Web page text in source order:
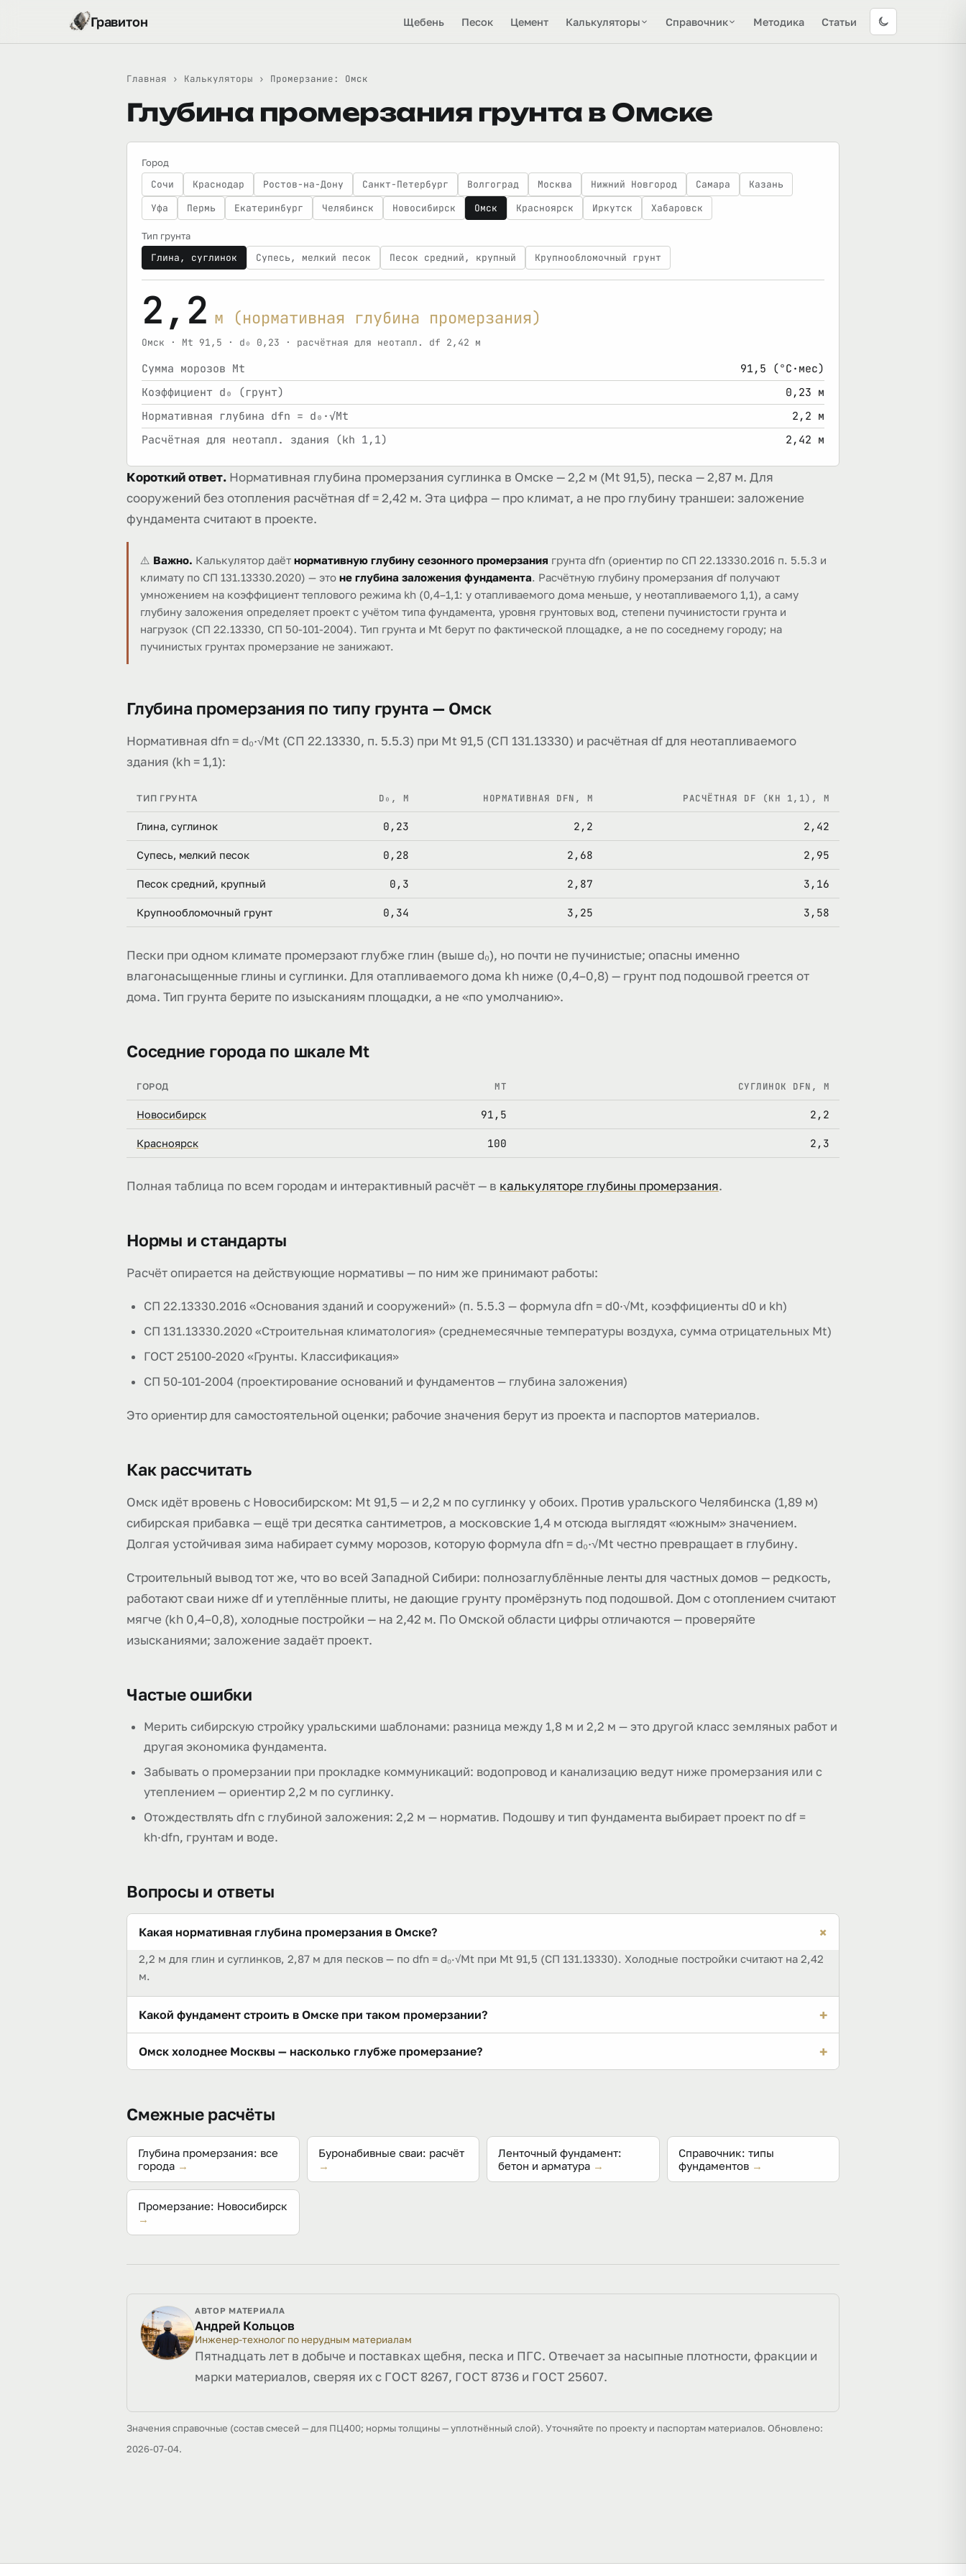
Гравитон Щебень Песок Цемент Калькуляторы Справочник Методика Статьи
Главная › Калькуляторы › Промерзание: Омск
Глубина промерзания грунта в Омске
Город
Сочи Краснодар Ростов-на-Дону Санкт-Петербург Волгоград Москва Нижний Новгород Самара
Казань
Уфа
Пермь Екатеринбург Челябинск Новосибирск Омск Красноярск Иркутск Хабаровск
Тип грунта
Глина, суглинок Супесь, мелкий песок Песок средний, крупный Крупнообломочный грунт
2,2 м (нормативная глубина промерзания)
Омск · Mt 91,5 · d₀ 0,23 · расчётная для неотапл. df 2,42 м
Сумма морозов Mt
91,5 (°C·мес)
Коэффициент d₀ (грунт)
0,23 м
Нормативная глубина dfn = d₀·√Mt
2,2 м
Расчётная для неотапл. здания (kh 1,1)
2,42 м
Короткий ответ. Нормативная глубина промерзания суглинка в Омске — 2,2 м (Mt 91,5), песка — 2,87 м. Для
сооружений без отопления расчётная df = 2,42 м. Эта цифра — про климат, а не про глубину траншеи: заложение
фундамента считают в проекте.
⚠️ Важно. Калькулятор даёт нормативную глубину сезонного промерзания грунта dfn (ориентир по СП 22.13330.2016 п. 5.5.3 и
климату по СП 131.13330.2020) — это не глубина заложения фундамента. Расчётную глубину промерзания df получают
умножением на коэффициент теплового режима kh (0,4–1,1: у отапливаемого дома меньше, у неотапливаемого 1,1), а саму
глубину заложения определяет проект с учётом типа фундамента, уровня грунтовых вод, степени пучинистости грунта и
нагрузок (СП 22.13330, СП 50-101-2004). Тип грунта и Mt берут по фактической площадке, а не по соседнему городу; на
пучинистых грунтах промерзание не занижают.
Глубина промерзания по типу грунта — Омск
Нормативная dfn = d₀·√Mt (СП 22.13330, п. 5.5.3) при Mt 91,5 (СП 131.13330) и расчётная df для неотапливаемого
здания (kh = 1,1):
ТИП ГРУНТА D₀, М НОРМАТИВНАЯ DFN, М РАСЧЁТНАЯ DF (KH 1,1), М
Глина, суглинок 0,23 2,2 2,42
Супесь, мелкий песок 0,28 2,68 2,95
Песок средний, крупный 0,3 2,87 3,16
Крупнообломочный грунт 0,34 3,25 3,58
Пески при одном климате промерзают глубже глин (выше d₀), но почти не пучинистые; опасны именно
влагонасыщенные глины и суглинки. Для отапливаемого дома kh ниже (0,4–0,8) — грунт под подошвой греется от
дома. Тип грунта берите по изысканиям площадки, а не «по умолчанию».
Соседние города по шкале Mt
ГОРОД MT СУГЛИНОК DFN, М
Новосибирск 91,5 2,2
Красноярск 100 2,3
Полная таблица по всем городам и интерактивный расчёт — в калькуляторе глубины промерзания.
Нормы и стандарты
Расчёт опирается на действующие нормативы — по ним же принимают работы:
СП 22.13330.2016 «Основания зданий и сооружений» (п. 5.5.3 — формула dfn = d0·√Mt, коэффициенты d0 и kh)
СП 131.13330.2020 «Строительная климатология» (среднемесячные температуры воздуха, сумма отрицательных Mt)
ГОСТ 25100-2020 «Грунты. Классификация»
СП 50-101-2004 (проектирование оснований и фундаментов — глубина заложения)
Это ориентир для самостоятельной оценки; рабочие значения берут из проекта и паспортов материалов.
Как рассчитать
Омск идёт вровень с Новосибирском: Mt 91,5 — и 2,2 м по суглинку у обоих. Против уральского Челябинска (1,89 м)
сибирская прибавка — ещё три десятка сантиметров, а московские 1,4 м отсюда выглядят «южным» значением.
Долгая устойчивая зима набирает сумму морозов, которую формула dfn = d₀·√Mt честно превращает в глубину.
Строительный вывод тот же, что во всей Западной Сибири: полнозаглублённые ленты для частных домов — редкость,
работают сваи ниже df и утеплённые плиты, не дающие грунту промёрзнуть под подошвой. Дом с отоплением считают
мягче (kh 0,4–0,8), холодные постройки — на 2,42 м. По Омской области цифры отличаются — проверяйте
изысканиями; заложение задаёт проект.
Частые ошибки
Мерить сибирскую стройку уральскими шаблонами: разница между 1,8 м и 2,2 м — это другой класс земляных работ и
другая экономика фундамента.
Забывать о промерзании при прокладке коммуникаций: водопровод и канализацию ведут ниже промерзания или с
утеплением — ориентир 2,2 м по суглинку.
Отождествлять dfn с глубиной заложения: 2,2 м — норматив. Подошву и тип фундамента выбирает проект по df =
kh·dfn, грунтам и воде.
Вопросы и ответы
Какая нормативная глубина промерзания в Омске? +
2,2 м для глин и суглинков, 2,87 м для песков — по dfn = d₀·√Mt при Mt 91,5 (СП 131.13330). Холодные постройки считают на 2,42
м.
Какой фундамент строить в Омске при таком промерзании? +
2,42 м для холодного случая почти всегда избыточна. Решение принимает проект.
Омск холоднее Москвы — насколько глубже промерзание? +
Смежные расчёты
Глубина промерзания: все
города →
Буронабивные сваи: расчёт
→
Ленточный фундамент:
бетон и арматура →
Справочник: типы
фундаментов →
Промерзание: Новосибирск
→
АВТОР МАТЕРИАЛА
Андрей Кольцов
Инженер-технолог по нерудным материалам
Пятнадцать лет в добыче и поставках щебня, песка и ПГС. Отвечает за насыпные плотности, фракции и
марки материалов, сверяя их с ГОСТ 8267, ГОСТ 8736 и ГОСТ 25607.
Значения справочные (состав смесей — для ПЦ400; нормы толщины — уплотнённый слой). Уточняйте по проекту и паспортам материалов. Обновлено:
2026-07-04.